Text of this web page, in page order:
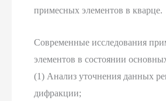
примесных элементов в кварце.
Современные исследования
элементов в состоянии
(1) Анализ уточнения данных
дифракции;